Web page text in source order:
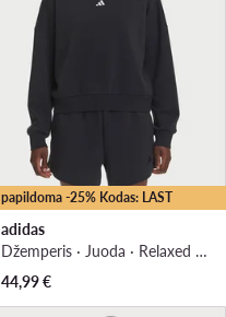
papildoma -25% Kodas: LAST
adidas
Džemperis · Juoda · Relaxed Fit
44,99€